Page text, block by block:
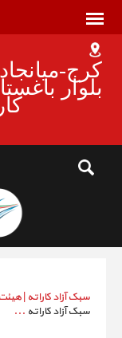
کرج-
بلوار
سبک آزاد کاراته |
سبک آزاد کاراته ...